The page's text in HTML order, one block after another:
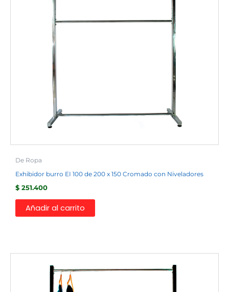
De Ropa
Exhibidor burro EI 100 de 200 x 150 Cromado con Niveladores
$ 251.400
Añadir al carrito